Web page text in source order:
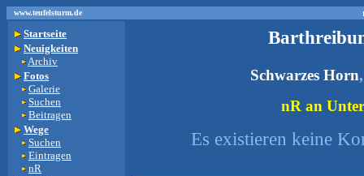
www.teufelsturm.de
Startseite
Neuigkeiten
Archiv
Fotos
Galerie
Suchen
Beitragen
Wege
Suchen
Eintragen
nR
Schwarzes Horn
nR an
Es existieren keine